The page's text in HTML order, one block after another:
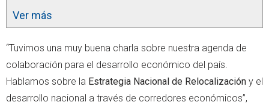
Ver más
“Tuvimos una muy buena charla sobre nuestra agenda de
colaboración para el desarrollo económico del país.
Hablamos sobre la Estrategia Nacional de Relocalización y el
desarrollo nacional a través de corredores económicos”,